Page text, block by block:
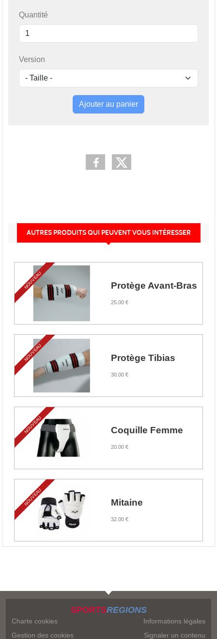
Quantité
Version
Ajouter au panier
AUTRES PRODUITS QUI PEUVENT VOUS INTÉRESSER
Protège Avant-Bras
25.00 €
NOUVEAU
Protège Tibias
30.00 €
NOUVEAU
Coquille Femme
20.00 €
NOUVEAU
Mitaine
32.00 €
NOUVEAU
SPORTSREGIONS
Charte cookies
Gestion des cookies
Informations légales
Signaler un contenu